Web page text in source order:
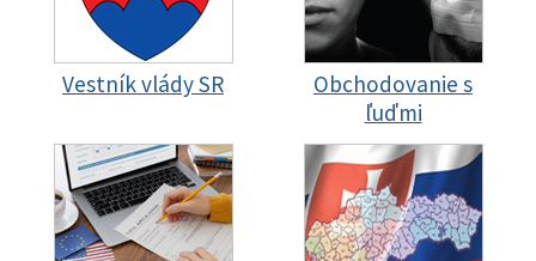
Vestník vlády SR
Obchodovanie s
ľuďmi